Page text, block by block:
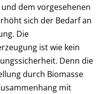
dem vorgesehenen
sich der Bedarf an
Die
ist wie kein
Denn die
durch Biomasse
mit